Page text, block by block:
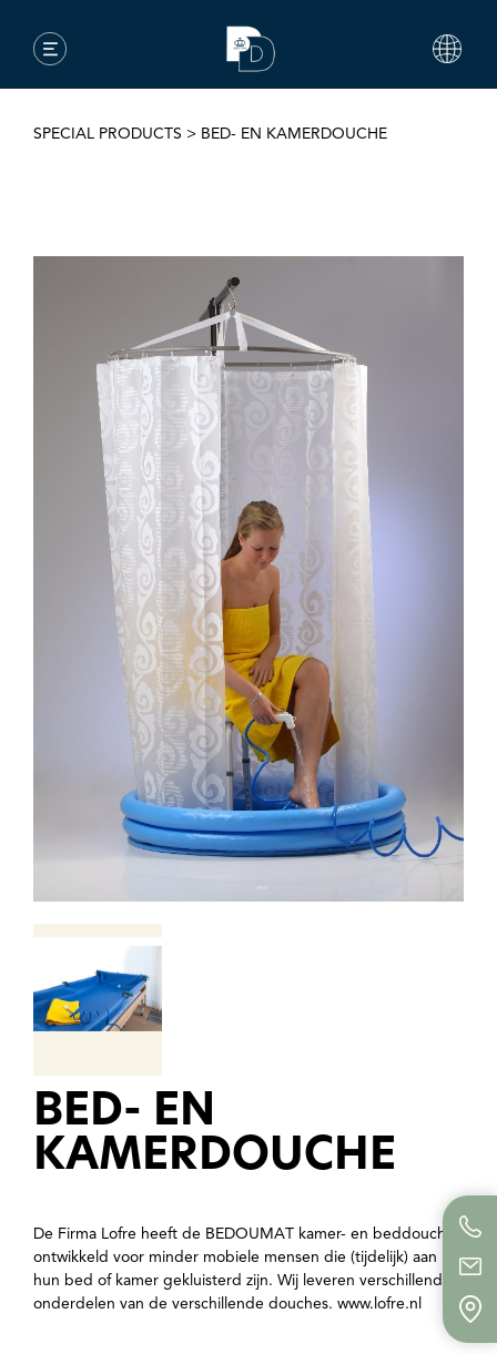
SPECIAL PRODUCTS > BED- EN KAMERDOUCHE
BED- EN
KAMERDOUCHE
De Firma Lofre heeft de BEDOUMAT kamer- en beddouche
ontwikkeld voor minder mobiele mensen die (tijdelijk) aan
hun bed of kamer gekluisterd zijn. Wij leveren verschillende
onderdelen van de verschillende douches. www.lofre.nl